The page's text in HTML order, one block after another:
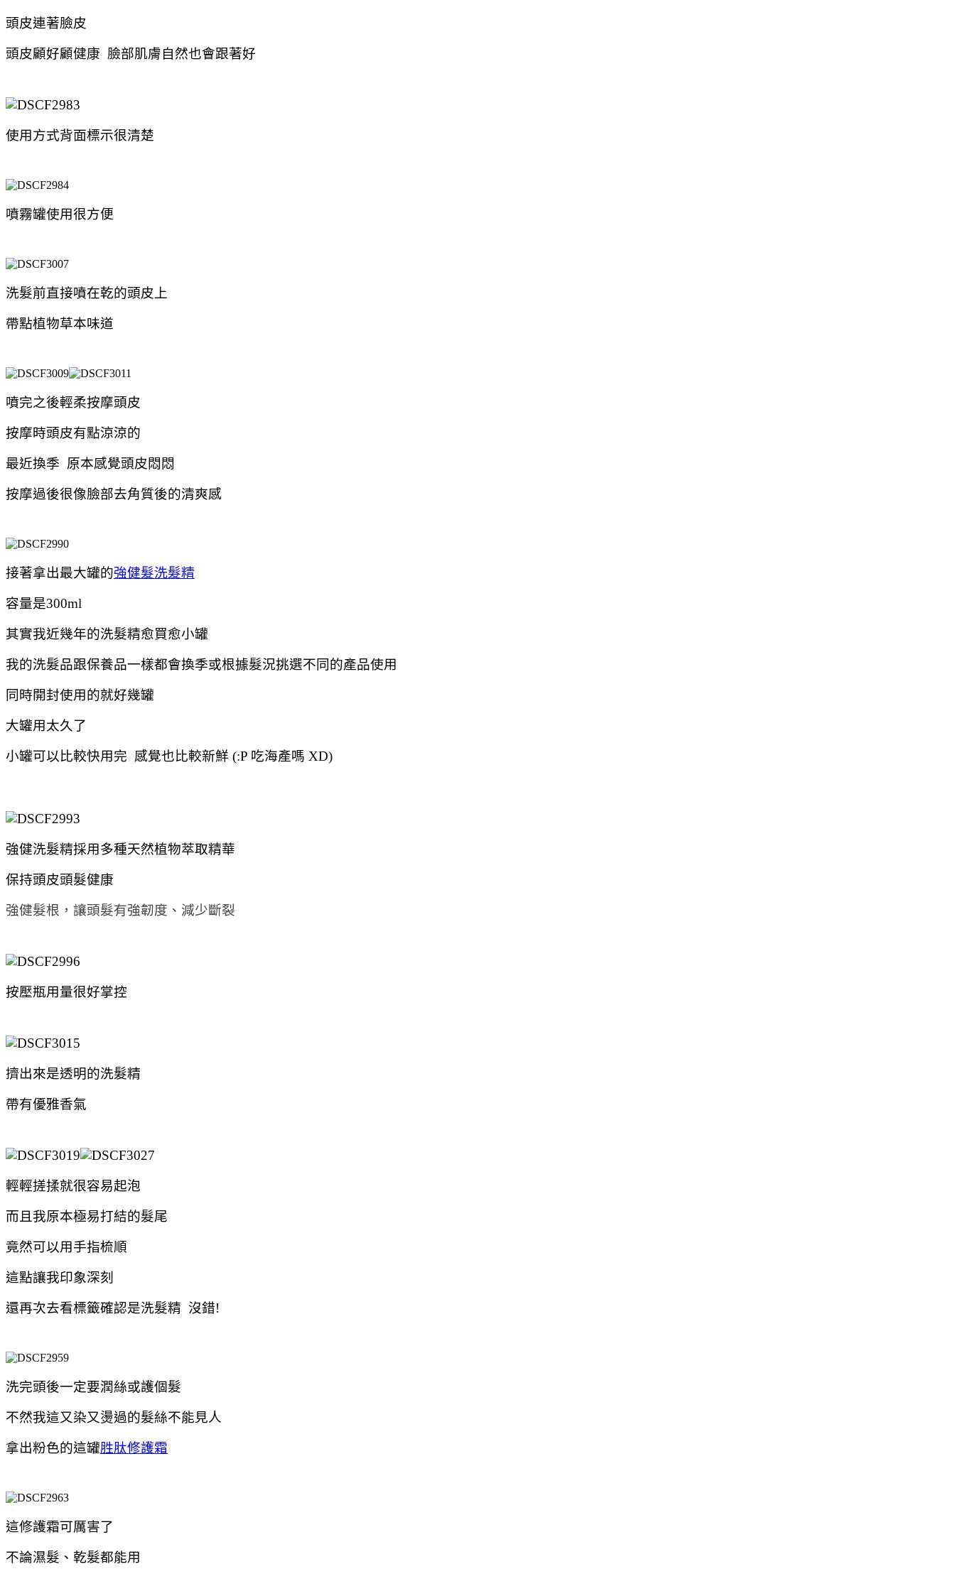
頭皮連著臉皮
頭皮顧好顧健康 臉部肌膚自然也會跟著好
使用方式背面標示很清楚
噴霧罐使用很方便
洗髮前直接噴在乾的頭皮上
帶點植物草本味道
噴完之後輕柔按摩頭皮
按摩時頭皮有點涼涼的
最近換季 原本感覺頭皮悶悶
按摩過後很像臉部去角質後的清爽感
接著拿出最大罐的強健髮洗髮精
容量是300ml
其實我近幾年的洗髮精愈買愈小罐
我的洗髮品跟保養品一樣都會換季或根據髮況挑選不同的產品使用
同時開封使用的就好幾罐
大罐用太久了
小罐可以比較快用完 感覺也比較新鮮 (:P 吃海產嗎 XD)
強健洗髮精採用多種天然植物萃取精華
保持頭皮頭髮健康
強健髮根，讓頭髮有強韌度、減少斷裂
按壓瓶用量很好掌控
擠出來是透明的洗髮精
帶有優雅香氣
輕輕搓揉就很容易起泡
而且我原本極易打結的髮尾
竟然可以用手指梳順
這點讓我印象深刻
還再次去看標籤確認是洗髮精 沒錯!
洗完頭後一定要潤絲或護個髮
不然我這又染又燙過的髮絲不能見人
拿出粉色的這罐胜肽修護霜
這修護霜可厲害了
不論濕髮、乾髮都能用